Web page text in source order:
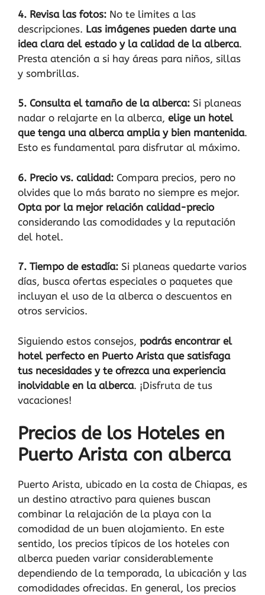
4. Revisa las fotos: No te limites a las
descripciones. Las imágenes pueden darte una
idea clara del estado y la calidad de la alberca.
Presta atención a si hay áreas para niños, sillas
y sombrillas.
5. Consulta el tamaño de la alberca: Si planeas
nadar o relajarte en la alberca, elige un hotel
que tenga una alberca amplia y bien mantenida.
Esto es fundamental para disfrutar al máximo.
6. Precio vs. calidad: Compara precios, pero no
olvides que lo más barato no siempre es mejor.
Opta por la mejor relación calidad-precio
considerando las comodidades y la reputación
del hotel.
7. Tiempo de estadía: Si planeas quedarte varios
días, busca ofertas especiales o paquetes que
incluyan el uso de la alberca o descuentos en
otros servicios.
Siguiendo estos consejos, podrás encontrar el
hotel perfecto en Puerto Arista que satisfaga
tus necesidades y te ofrezca una experiencia
inolvidable en la alberca. ¡Disfruta de tus
vacaciones!
Precios de los Hoteles en
Puerto Arista con alberca
Puerto Arista, ubicado en la costa de Chiapas, es
un destino atractivo para quienes buscan
combinar la relajación de la playa con la
comodidad de un buen alojamiento. En este
sentido, los precios típicos de los hoteles con
alberca pueden variar considerablemente
dependiendo de la temporada, la ubicación y las
comodidades ofrecidas. En general, los precios